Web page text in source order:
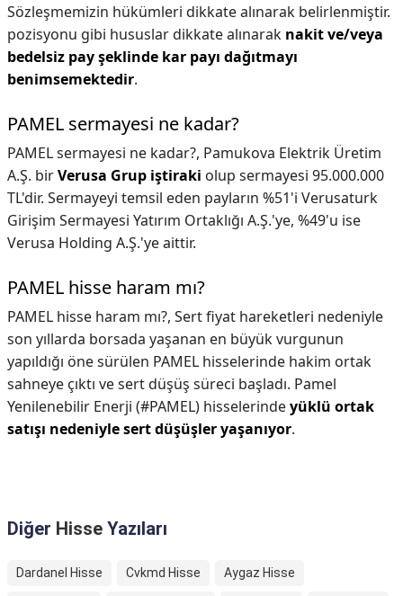
Sözleşmemizin hükümleri dikkate alınarak belirlenmiştir.
pozisyonu gibi hususlar dikkate alınarak nakit ve/veya
bedelsiz pay şeklinde kar payı dağıtmayı
benimsemektedir.
PAMEL sermayesi ne kadar?
PAMEL sermayesi ne kadar?, Pamukova Elektrik Üretim
A.Ş. birVerusa Grup iştiraki olup sermayesi 95.000.000
TL'dir. Sermayeyi temsil eden payların %51'i Verusaturk
Girişim Sermayesi Yatırım Ortaklığı A.Ş.'ye, %49'u ise
Verusa Holding A.Ş.'ye aittir.
PAMEL hisse haram mı?
PAMEL hisse haram mı?, Sert fiyat hareketleri nedeniyle
son yıllarda borsada yaşanan en büyük vurgunun
yapıldığı öne sürülen PAMEL hisselerinde hakim ortak
sahneye çıktı ve sert düşüş süreci başladı. Pamel
Yenilenebilir Enerji (#PAMEL) hisselerindeyüklü ortak
satışı nedeniyle sert düşüşler yaşanıyor.
Diğer Hisse Yazıları
Dardanel Hisse Cvkmd Hisse Aygaz Hisse